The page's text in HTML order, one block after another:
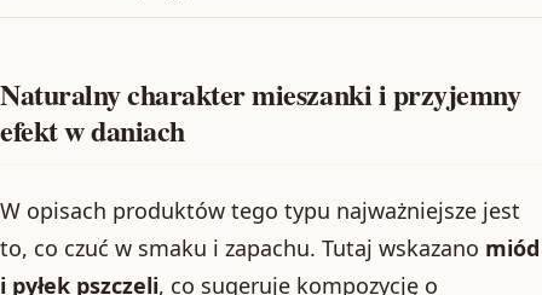
Naturalny charakter mieszanki i przyjemny
efekt w daniach
W opisach produktów tego typu najważniejsze jest
to, co czuć w smaku i zapachu. Tutaj wskazano miód
i pyłek pszczeli, co sugeruje kompozycję o